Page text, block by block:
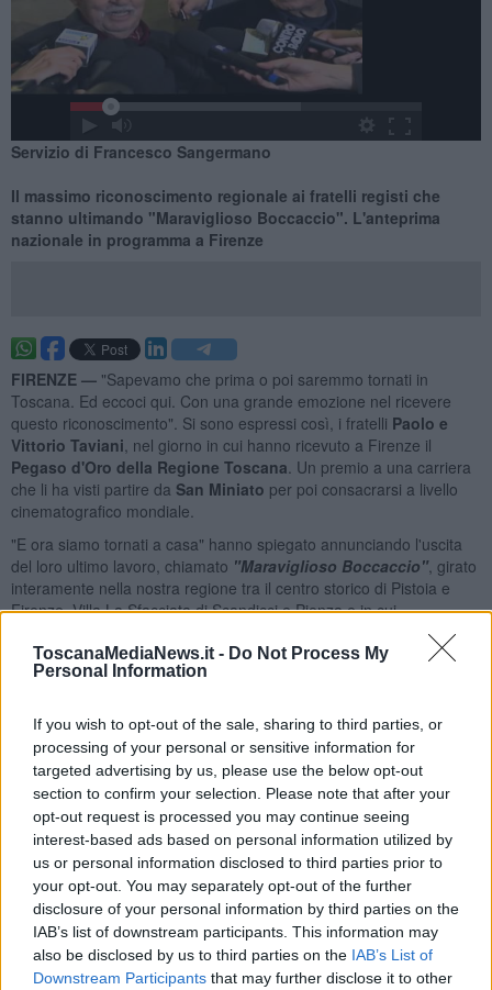
ToscanaMediaNews.it - Do Not Process My
Personal Information
If you wish to opt-out of the sale, sharing to third parties, or
processing of your personal or sensitive information for
targeted advertising by us, please use the below opt-out
section to confirm your selection. Please note that after your
opt-out request is processed you may continue seeing
interest-based ads based on personal information utilized by
us or personal information disclosed to third parties prior to
your opt-out. You may separately opt-out of the further
disclosure of your personal information by third parties on the
IAB’s list of downstream participants. This information may
also be disclosed by us to third parties on the IAB’s List of
Downstream Participants that may further disclose it to other
Servizio di Francesco Sangermano
Il massimo riconoscimento regionale ai fratelli registi che
stanno ultimando "Maraviglioso Boccaccio". L'anteprima
nazionale in programma a Firenze
FIRENZE — "Sapevamo che prima o poi saremmo tornati in
Toscana. Ed eccoci qui. Con una grande emozione nel ricevere
questo riconoscimento". Si sono espressi così, i fratelli Paolo e
Vittorio Taviani , nel giorno in cui hanno ricevuto a Firenze il
Pegaso d'Oro della Regione Toscana . Un premio a una carriera
che li ha visti partire da San Miniato per poi consacrarsi a livello
cinematografico mondiale.
"E ora siamo tornati a casa" hanno spiegato annunciando l'uscita
del loro ultimo lavoro, chiamato "Maraviglioso Boccaccio", girato
interamente nella nostra regione tra il centro storico di Pistoia e
Firenze, Villa La Sfacciata di Scandicci e Pienza e in cui
compariranno, tra gli altri, Lello Arena, Paola Cortellesi, Kim Rossi
Stuart, Carolina Crescentini, Riccardo Scamarcio, Kasia Smutniak,
Michele Riondino e Vittoria Puccini.
Nel film, che dovrebbe essere proiettato in anteprima nazionale a
Firenze a febbraio, i Taviani riprendono lametafora della peste
per raccontare di giovani che, ieri come oggi, sfuggono dalle
situazioni negative grazie alla creatività e alla fantasia, alla ricerca
di un futuro possibile.
E nell'attesa di vedere se l'ultimo lavoro sarà il migliore, i due registi
hanno ripercorso a ritroso la loro carriera sottolineando come
probabilmente il migliore dei lavori resti"La Notte di San
Lorenzo" (1982), incentrato sulla fuga disperata di un gruppo di
contadini dalla furia nazista, raccontata grazie ai sentimenti, agli atti